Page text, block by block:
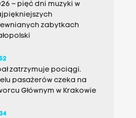
– pięć dni muzyki w
zabytkach
zatrzymuje pociągi.
pasażerów czeka na
Głównym w Krakowie